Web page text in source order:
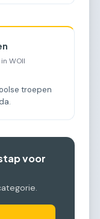
WOII
troepen
voor